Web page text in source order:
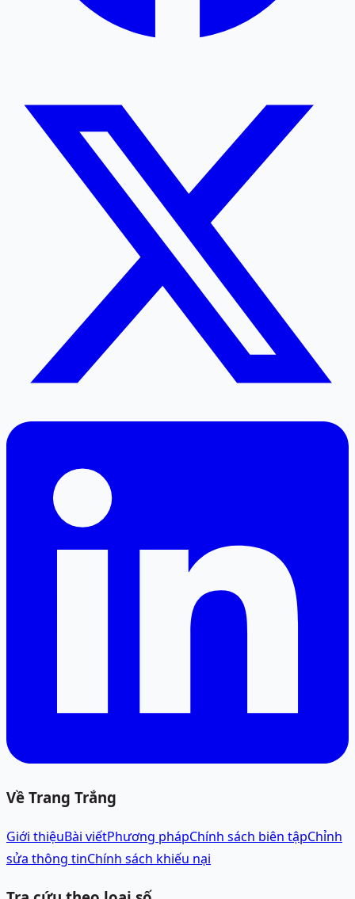
Về Trang Trắng
Giới thiệuBài viếtPhương phápChính sách biên tậpChỉnh
sửa thông tinChính sách khiếu nại